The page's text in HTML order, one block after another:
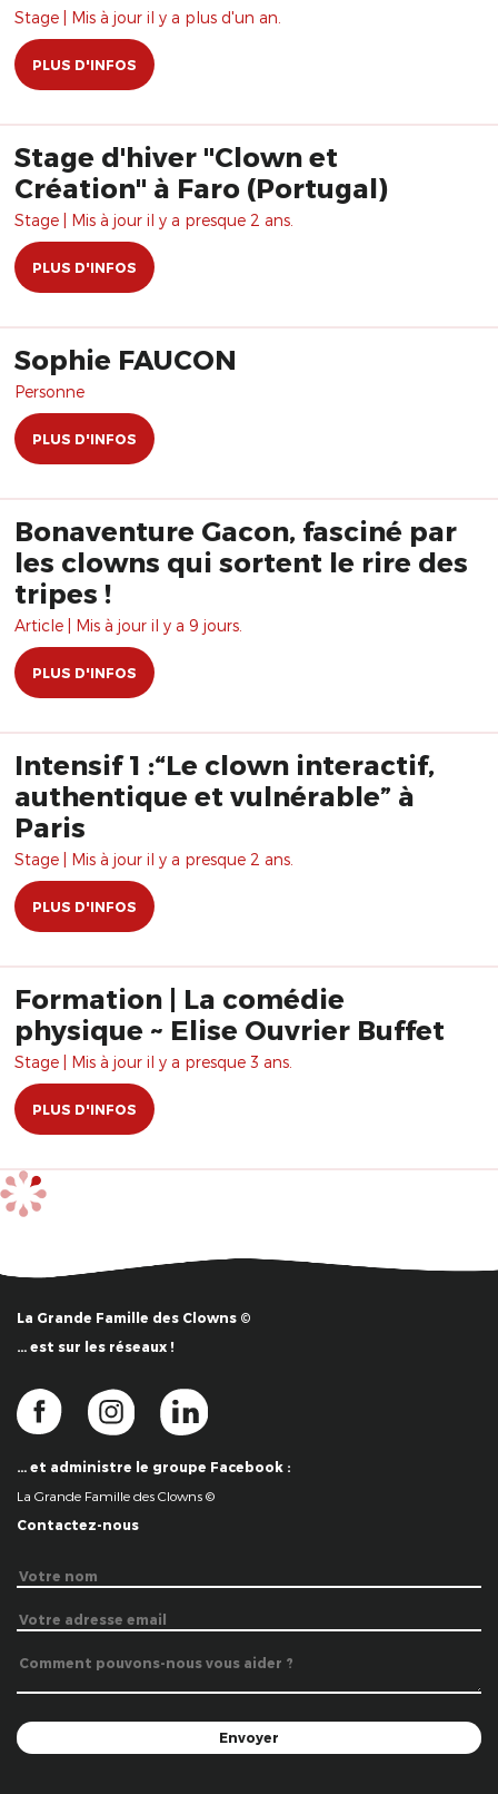
Stage | Mis à jour il y a plus d'un an.
PLUS D'INFOS
Stage d'hiver "Clown et
Création" à Faro (Portugal)
Stage | Mis à jour il y a presque 2 ans.
PLUS D'INFOS
Sophie FAUCON
Personne
PLUS D'INFOS
Bonaventure Gacon, fasciné par
les clowns qui sortent le rire des
tripes !
Article | Mis à jour il y a 9 jours.
PLUS D'INFOS
Intensif 1 :“Le clown interactif,
authentique et vulnérable” à
Paris
Stage | Mis à jour il y a presque 2 ans.
PLUS D'INFOS
Formation | La comédie
physique ~ Elise Ouvrier Buffet
Stage | Mis à jour il y a presque 3 ans.
PLUS D'INFOS
La Grande Famille des Clowns ©
… est sur les réseaux !
… et administre le groupe Facebook :
La Grande Famille des Clowns ©
Contactez-nous